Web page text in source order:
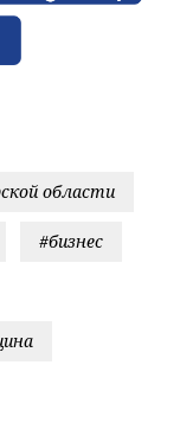
области
#бизнес